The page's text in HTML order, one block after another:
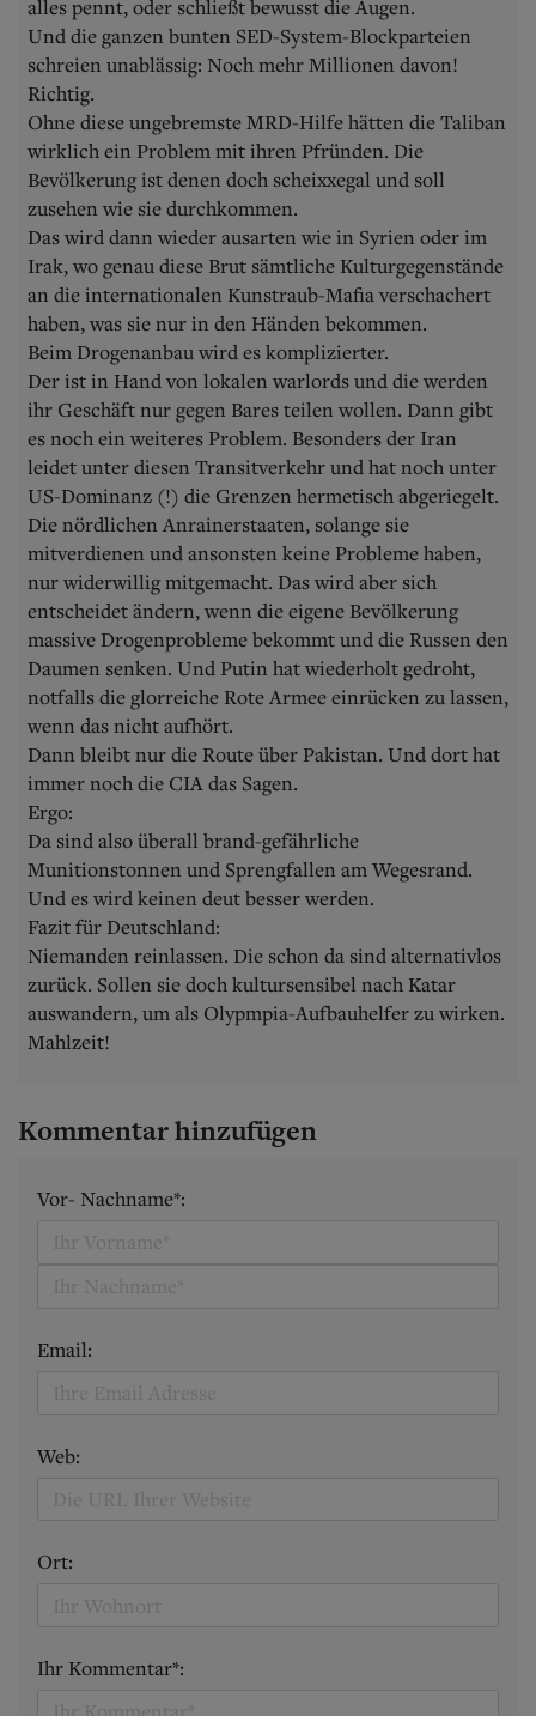
alles pennt, oder schließt bewusst die Augen.
Und die ganzen bunten SED-System-Blockparteien
schreien unablässig: Noch mehr Millionen davon!
Richtig.
Ohne diese ungebremste MRD-Hilfe hätten die Taliban
wirklich ein Problem mit ihren Pfründen. Die
Bevölkerung ist denen doch scheixxegal und soll
zusehen wie sie durchkommen.
Das wird dann wieder ausarten wie in Syrien oder im
Irak, wo genau diese Brut sämtliche Kulturgegenstände
an die internationalen Kunstraub-Mafia verschachert
haben, was sie nur in den Händen bekommen.
Beim Drogenanbau wird es komplizierter.
Der ist in Hand von lokalen warlords und die werden
ihr Geschäft nur gegen Bares teilen wollen. Dann gibt
es noch ein weiteres Problem. Besonders der Iran
leidet unter diesen Transitverkehr und hat noch unter
US-Dominanz (!) die Grenzen hermetisch abgeriegelt.
Die nördlichen Anrainerstaaten, solange sie
mitverdienen und ansonsten keine Probleme haben,
nur widerwillig mitgemacht. Das wird aber sich
entscheidet ändern, wenn die eigene Bevölkerung
massive Drogenprobleme bekommt und die Russen den
Daumen senken. Und Putin hat wiederholt gedroht,
notfalls die glorreiche Rote Armee einrücken zu lassen,
wenn das nicht aufhört.
Dann bleibt nur die Route über Pakistan. Und dort hat
immer noch die CIA das Sagen.
Ergo:
Da sind also überall brand-gefährliche
Munitionstonnen und Sprengfallen am Wegesrand.
Und es wird keinen deut besser werden.
Fazit für Deutschland:
Niemanden reinlassen. Die schon da sind alternativlos
zurück. Sollen sie doch kultursensibel nach Katar
auswandern, um als Olypmpia-Aufbauhelfer zu wirken.
Mahlzeit!
Kommentar hinzufügen
Vor- Nachname*:
Email:
Web:
Ort:
Ihr Kommentar*: